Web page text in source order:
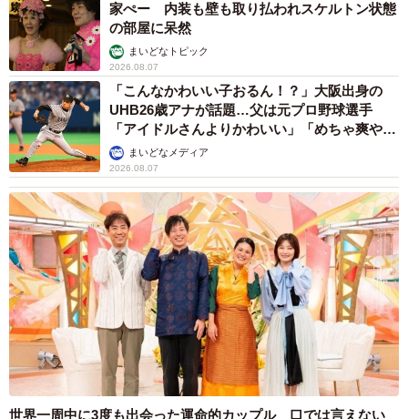
家ぺー 内装も壁も取り払われスケルトン状態
の部屋に呆然
まいどなトピック
2026.08.07
「こんなかわいい子おるん！？」大阪出身の
UHB26歳アナが話題…父は元プロ野球選手
「アイドルさんよりかわいい」「めちゃ爽や
か」まいどなメディア
2026.08.07
世界一周中に3度も出会った運命的カップル 口では言えない